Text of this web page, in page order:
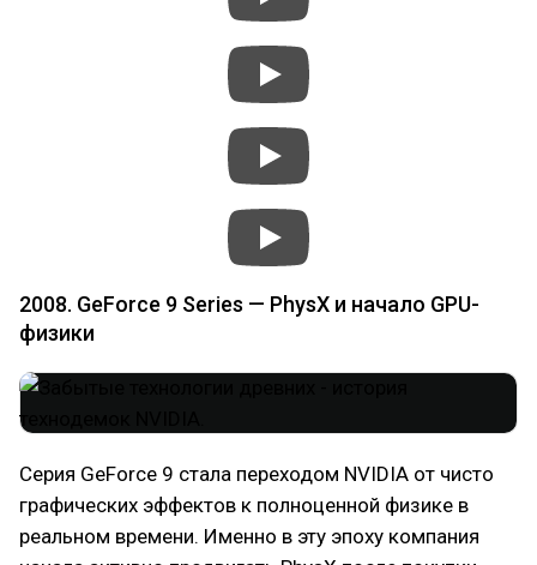
2008. GeForce 9 Series — PhysX и начало GPU-
физики
Серия GeForce 9 стала переходом NVIDIA от чисто
графических эффектов к полноценной физике в
реальном времени. Именно в эту эпоху компания